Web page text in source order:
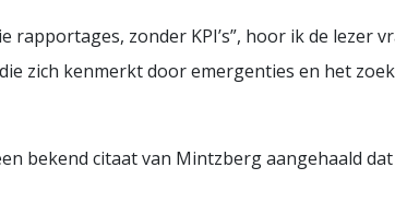
rapportages, zonder KPI’s”, hoor ik de lezer
zich kenmerkt door emergenties en het
bekend citaat van Mintzberg aangehaald